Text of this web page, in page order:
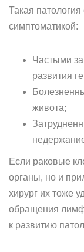
Такая
симптоматикой:
Частыми
развития
живота;
Если раковые
органы, но и
хирург их тоже
обращения
к развитию